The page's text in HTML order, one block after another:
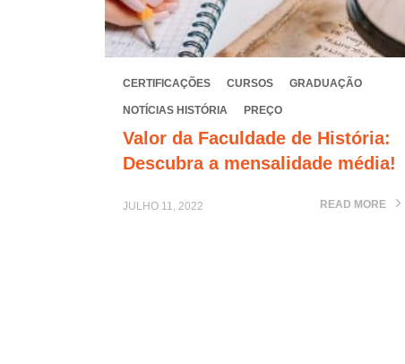
CERTIFICAÇÕES CURSOS GRADUAÇÃO
NOTÍCIAS HISTÓRIA PREÇO
Valor da Faculdade de História:
Descubra a mensalidade média!
JULHO 11, 2022 READ MORE